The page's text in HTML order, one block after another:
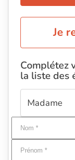
Je
Complétez
la liste des